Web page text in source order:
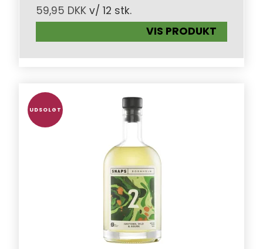
59,95 DKK v/ 12 stk.
VIS PRODUKT
UDSOLGT